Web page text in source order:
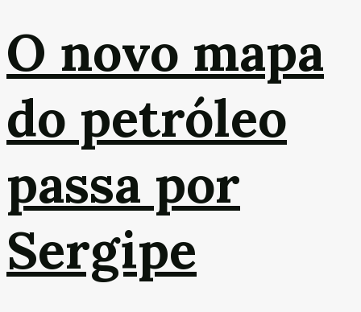
O novo mapa
do petróleo
passa por
Sergipe